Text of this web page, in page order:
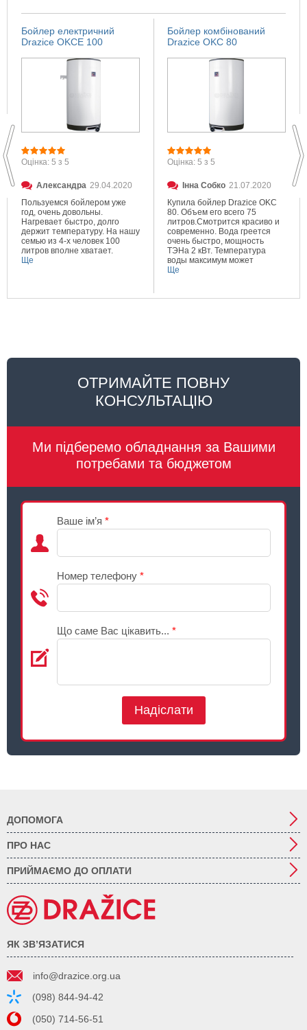
Бойлер електричний
Drazice OKCE 100
Оцінка: 5 з 5
Александра 29.04.2020
Пользуемся бойлером уже
год, очень довольны.
Нагревает быстро, долго
держит температуру. На нашу
семью из 4-х человек 100
литров вполне хватает.
Ще
Бойлер комбінований
Drazice OKC 80
Оцінка: 5 з 5
Інна Собко 21.07.2020
Купила бойлер Drazice OKC
80. Объем его всего 75
литров.Смотрится красиво и
современно. Вода греется
очень быстро, мощность
ТЭНа 2 кВт. Температура
воды максимум может
составлять 80 градусов.
Ще
ОТРИМАЙТЕ ПОВНУ
КОНСУЛЬТАЦІЮ
Ми підберемо обладнання за Вашими
потребами та бюджетом
Ваше ім’я *
Номер телефону *
Що саме Вас цікавить... *
Надіслати
ДОПОМОГА
ПРО НАС
ПРИЙМАЄМО ДО ОПЛАТИ
ЯК ЗВ’ЯЗАТИСЯ
info@drazice.org.ua
(098) 844-94-42
(050) 714-56-51